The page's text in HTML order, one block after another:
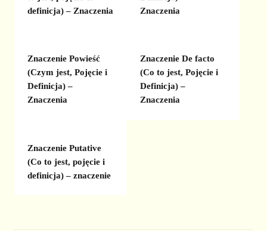
definicja) – Znaczenia
Znaczenia
Znaczenie Powieść
(Czym jest, Pojęcie i
Definicja) –
Znaczenia
Znaczenie De facto
(Co to jest, Pojęcie i
Definicja) –
Znaczenia
Znaczenie Putative
(Co to jest, pojęcie i
definicja) – znaczenie